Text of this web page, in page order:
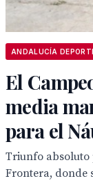
El
media
para el
Triunfo absoluto
Frontera, donde